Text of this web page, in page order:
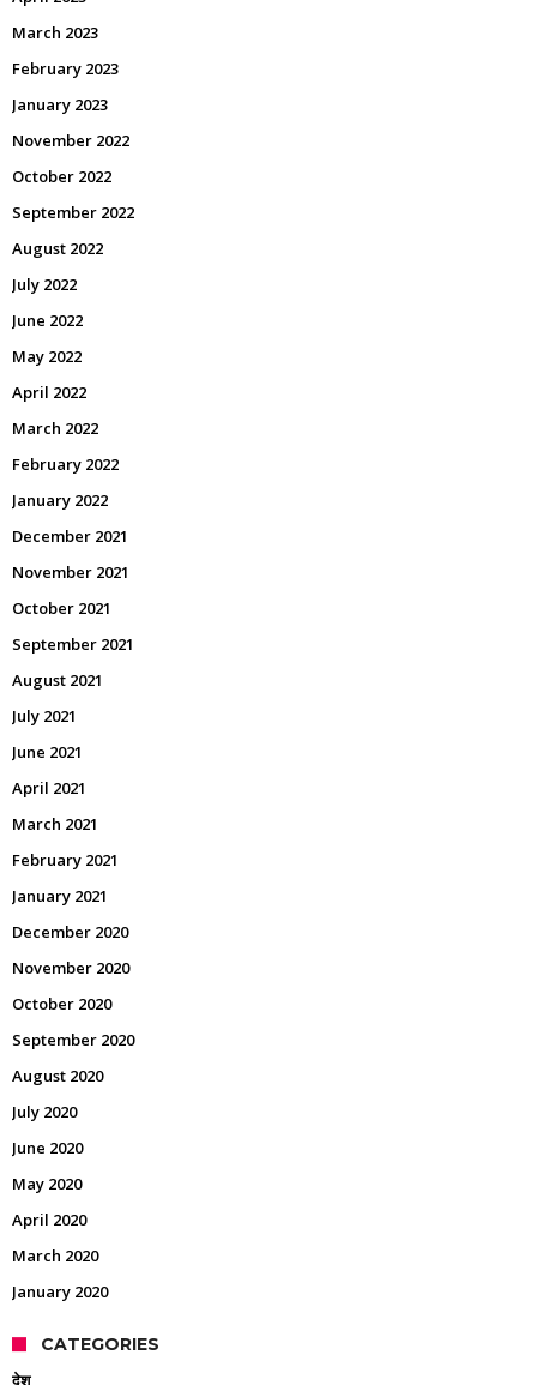
March 2023
February 2023
January 2023
November 2022
October 2022
September 2022
August 2022
July 2022
June 2022
May 2022
April 2022
March 2022
February 2022
January 2022
December 2021
November 2021
October 2021
September 2021
August 2021
July 2021
June 2021
April 2021
March 2021
February 2021
January 2021
December 2020
November 2020
October 2020
September 2020
August 2020
July 2020
June 2020
May 2020
April 2020
March 2020
January 2020
CATEGORIES